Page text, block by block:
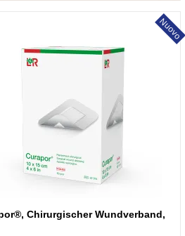
Chirurgischer Wundverband,
Nuovo